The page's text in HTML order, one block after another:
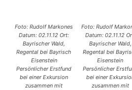
Foto: Rudolf Markones
Datum: 02.11.12 Ort:
Bayrischer Wald,
Regental bei Bayrisch
Eisenstein
Persönlicher Erstfund
bei einer Exkursion
zusammen mit
Foto: Rudolf
Datum: 02.11.12
Bayrischer Wald,
Regental bei
Eisenstein
Persönlicher
bei einer
zusammen mit